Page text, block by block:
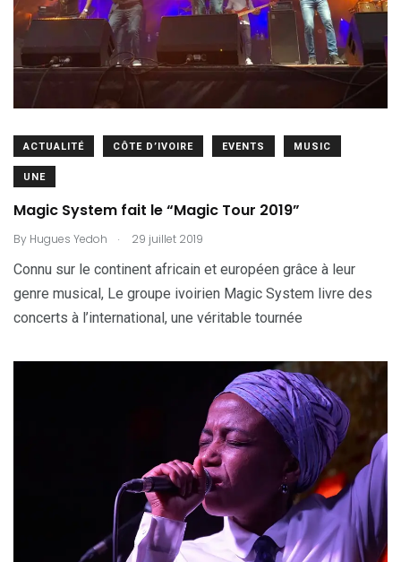
ACTUALITÉ CÔTE D’IVOIRE EVENTS MUSIC
UNE
Magic System fait le “Magic Tour 2019”
By Hugues Yedoh . 29 juillet 2019
Connu sur le continent africain et européen grâce à leur
genre musical, Le groupe ivoirien Magic System livre des
concerts à l’international, une véritable tournée